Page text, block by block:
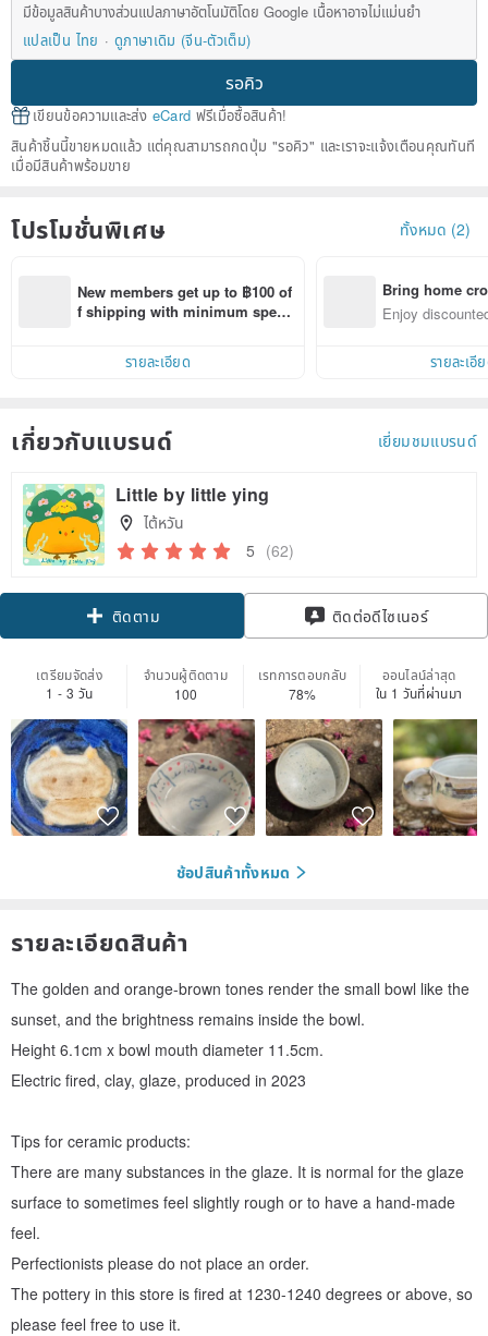
มีข้อมูลสินค้าบางส่วนแปลภาษาอัตโนมัติโดย Google เนื้อหาอาจไม่แม่นยำ
แปลเป็น ไทย
ดูภาษาเดิม (จีน-ตัวเต็ม)
รอคิว
เขียนข้อความและส่ง eCard ฟรีเมื่อซื้อสินค้า!
สินค้าชิ้นนี้ขายหมดแล้ว แต่คุณสามารถกดปุ่ม "รอคิว" และเราจะแจ้งเตือนคุณทันที
เมื่อมีสินค้าพร้อมขาย
โปรโมชั่นพิเศษ ทั้งหมด (2)
New members get up to ฿100 of
f shipping with minimum spen
within 7 days!
รายละเอียด
Bring home
n with ease
Enjoy
รายละเอี
เกี่ยวกับแบรนด์ เยี่ยมชมแบรนด์
Little by little ying
ไต้หวัน
5 (62)
ติดตาม
ติดต่อดีไซเนอร์
เตรียมจัดส่ง
1 - 3 วัน
จำนวนผู้ติดตาม
100
เรทการตอบกลับ
78%
ออนไลน์ล่าสุด
ใน 1 วันที่ผ่านมา
ช้อปสินค้าทั้งหมด
รายละเอียดสินค้า
The golden and orange-brown tones render the small bowl like the
sunset, and the brightness remains inside the bowl.
Height 6.1cm x bowl mouth diameter 11.5cm.
Electric fired, clay, glaze, produced in 2023
Tips for ceramic products:
There are many substances in the glaze. It is normal for the glaze
surface to sometimes feel slightly rough or to have a hand-made
feel.
Perfectionists please do not place an order.
The pottery in this store is fired at 1230-1240 degrees or above, so
please feel free to use it.